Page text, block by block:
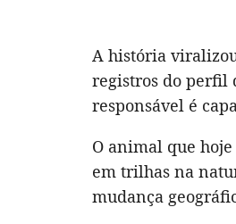
A história
registros do perfil
responsável é
O animal que
em trilhas na
mudança